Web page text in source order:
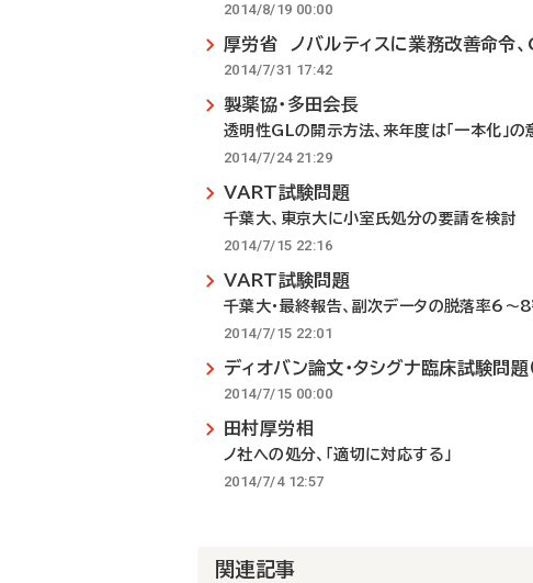
2014/8/19 00:00
厚労省 ノバルティスに業務改善命令
2014/7/31 17:42
製薬協・多田会長
透明性GLの開示方法、来年度は「一本化」の
2014/7/24 21:29
VART試験問題
千葉大、東京大に小室氏処分の要請を検討
2014/7/15 22:16
VART試験問題
千葉大・最終報告、副次データの脱落率6～
2014/7/15 22:01
ディオバン論文・タシグナ臨床試験問題
2014/7/15 00:00
田村厚労相
ノ社への処分、「適切に対応する」
2014/7/4 12:57
関連記事